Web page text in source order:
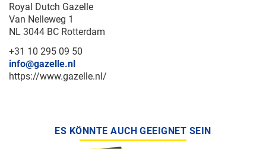
Royal Dutch Gazelle
Van Nelleweg 1
NL 3044 BC Rotterdam
+31 10 295 09 50
info@gazelle.nl
https://www.gazelle.nl/
ES KÖNNTE AUCH GEEIGNET SEIN